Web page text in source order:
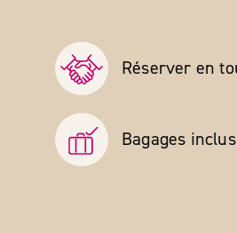
Réserver en
Bagages inclus